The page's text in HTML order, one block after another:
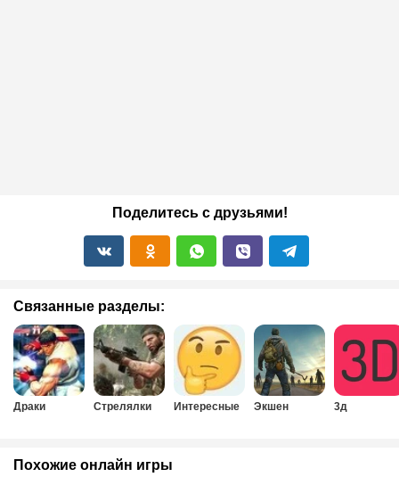
Поделитесь с друзьями!
Связанные разделы:
Драки Стрелялки Интересные Экшен 3д
Похожие онлайн игры